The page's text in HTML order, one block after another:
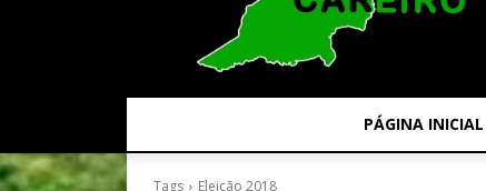
PÁGINA INICIAL
Tags Eleição 2018